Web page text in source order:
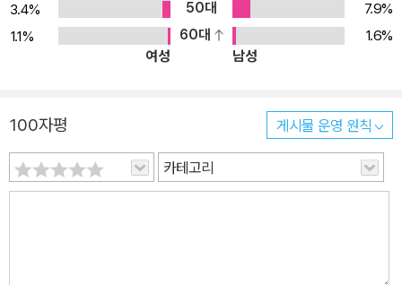
3.4%
50대
7.9%
1.1%
60대
1.6%
여성
남성
100자평 게시물 운영 원칙
카테고리